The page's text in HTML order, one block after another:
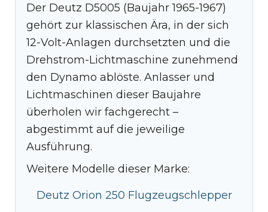
Der Deutz D5005 (Baujahr 1965-1967)
gehört zur klassischen Ära, in der sich
12-Volt-Anlagen durchsetzten und die
Drehstrom-Lichtmaschine zunehmend
den Dynamo ablöste. Anlasser und
Lichtmaschinen dieser Baujahre
überholen wir fachgerecht –
abgestimmt auf die jeweilige
Ausführung.
Weitere Modelle dieser Marke:
Deutz Orion 250 Flugzeugschlepper